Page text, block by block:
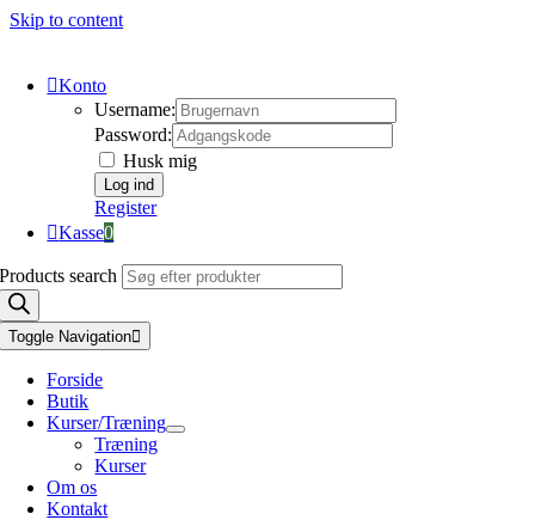
Skip to content
Konto
Username:
Password:
Husk mig
Register
Kasse0
Products search
Toggle Navigation
Forside
Butik
Kurser/Træning
Træning
Kurser
Om os
Kontakt